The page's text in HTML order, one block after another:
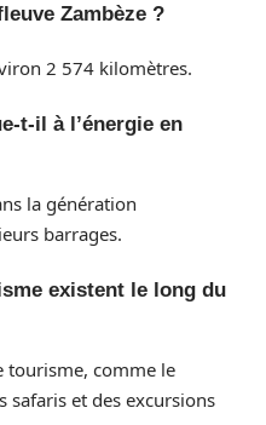
Zambèze ?
2 574 kilomètres.
t-il à l’énergie en
la génération
barrages.
existent le long du
tourisme, comme le
safaris et des excursions